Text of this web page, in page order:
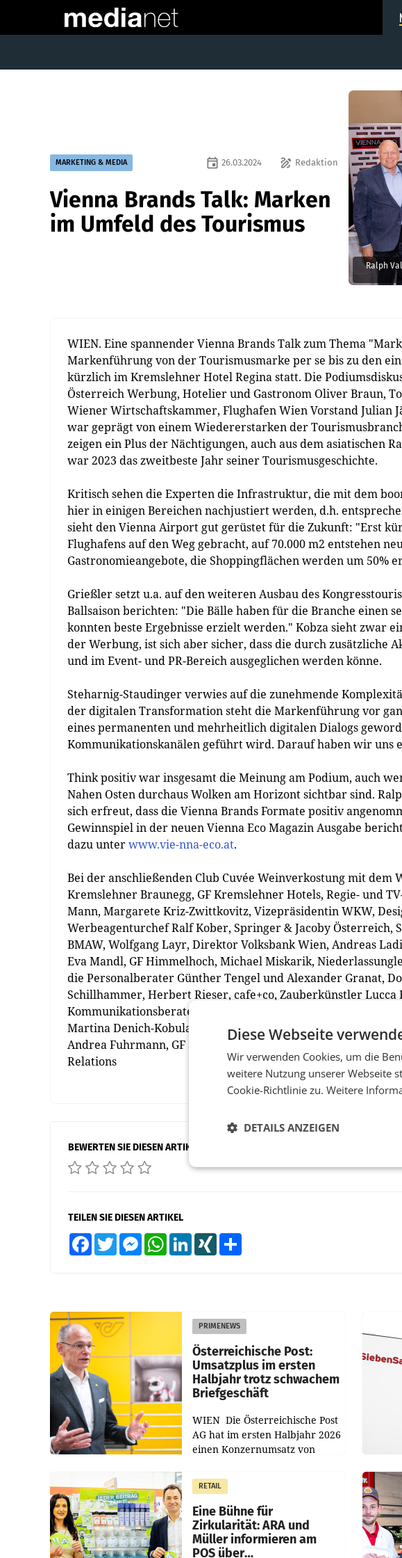
Ralph
MARKETING & MEDIA draw Redaktion
event 26.03.2024
Vienna Brands Talk: Marken
im Umfeld des Tourismus
WIEN. Eine spannender Vienna Brands Talk zum Thema
Markenführung von der Tourismusmarke per se bis zu den
kürzlich im Kremslehner Hotel Regina statt. Die
Österreich Werbung, Hotelier und Gastronom Oliver Braun,
Wiener Wirtschaftskammer, Flughafen Wien Vorstand Julian
war geprägt von einem Wiedererstarken der
zeigen ein Plus der Nächtigungen, auch aus dem asiatischen
war 2023 das zweitbeste Jahr seiner Tourismusgeschichte.
Kritisch sehen die Experten die Infrastruktur, die mit dem
hier in einigen Bereichen nachjustiert werden, d.h.
sieht den Vienna Airport gut gerüstet für die Zukunft: "Erst
Flughafens auf den Weg gebracht, auf 70.000 m2 entstehen
Gastronomieangebote, die Shoppingflächen werden um 50%
Grießler setzt u.a. auf den weiteren Ausbau des
Ballsaison berichten: "Die Bälle haben für die Branche einen
konnten beste Ergebnisse erzielt werden." Kobza sieht zwar
der Werbung, ist sich aber sicher, dass die durch
und im Event- und PR-Bereich ausgeglichen werden könne.
Steharnig-Staudinger verwies auf die zunehmende
der digitalen Transformation steht die Markenführung vor
eines permanenten und mehrheitlich digitalen Dialogs
Kommunikationskanälen geführt wird. Darauf haben wir uns
Think positiv war insgesamt die Meinung am Podium, auch
Nahen Osten durchaus Wolken am Horizont sichtbar sind.
sich erfreut, dass die Vienna Brands Formate positiv
Gewinnspiel in der neuen Vienna Eco Magazin Ausgabe
dazu unterwww.vie-nna-eco.at.
Bei der anschließenden Club Cuvée Weinverkostung mit dem
Kremslehner Braunegg, GF Kremslehner Hotels, Regie- und
Mann, Margarete Kriz-Zwittkovitz, Vizepräsidentin WKW,
Werbeagenturchef Ralf Kober, Springer & Jacoby Österreich,
BMAW, Wolfgang Layr, Direktor Volksbank Wien, Andreas
Eva Mandl, GF Himmelhoch, Michael Miskarik,
die Personalberater Günther Tengel und Alexander Granat,
Schillhammer, Herbert Rieser, cafe+co, Zauberkünstler Lucca
Kommunikationsberaterinnen Nicole Plein, Louisa Böhringer
Martina Denich-Kobula, Bernhard Gily,medianet, Lisa
Andrea Fuhrmann, GF Savencia, Andrea Kliment, My Vitality
Relations
BEWERTEN SIE DIESEN ARTIKEL
TEILEN SIE DIESEN ARTIKEL
FacebookTwitter MessengerWhatsAppLinkedInXING
PRIMENEWS
Österreichische Post:
Umsatzplus im ersten
Halbjahr trotz schwachem
Briefgeschäft
WIEN Die Österreichische Post
AG hat im ersten Halbjahr 2026
einen Konzernumsatz von
erwirtschaftet, was einem Plus
von 3,8 Prozent gegenüber
dem Vergleichszeitraum
RETAIL
Eine Bühne für
Zirkularität: ARA und
Müller informieren am
POS über
Diese Webseite
Wir verwenden Cookies, um die
weitere Nutzung unserer Webseite
Cookie-Richtlinie zu. Weitere
DETAILS ANZEIGEN